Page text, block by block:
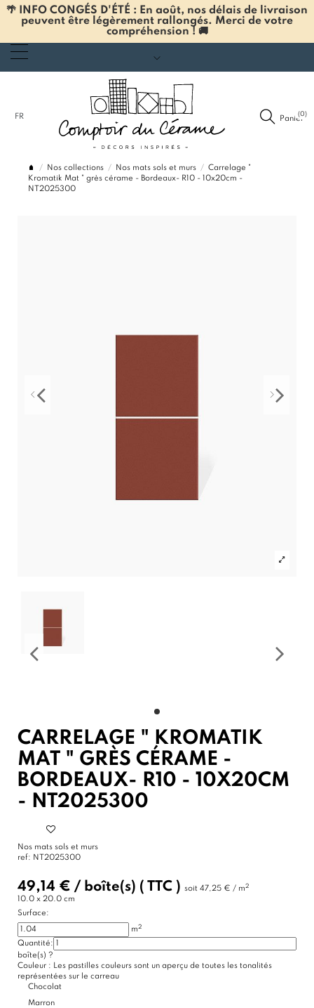
🌴 INFO CONGÉS D'ÉTÉ : En août, nos délais de livraison
peuvent être légèrement rallongés. Merci de votre
compréhension ! 🚚
FR Panier
(0)
Nos collections Nos mats sols et murs
Carrelage "
Kromatik Mat " grès cérame - Bordeaux- R10 - 10x20cm -
NT2025300
CARRELAGE " KROMATIK
MAT " GRÈS CÉRAME -
BORDEAUX- R10 - 10X20CM
- NT2025300
Nos mats sols et murs
ref: NT2025300
49,14 € / boîte(s) ( TTC ) soit 47,25 € / m2
10.0 x 20.0 cm
Surface:
m2
Quantité:
boîte(s) ?
Couleur : Les pastilles couleurs sont un aperçu de toutes les tonalités
représentées sur le carreau
Chocolat
Marron